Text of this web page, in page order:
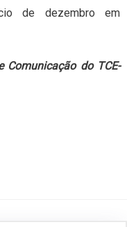
de dezembro em
Comunicação do TCE-